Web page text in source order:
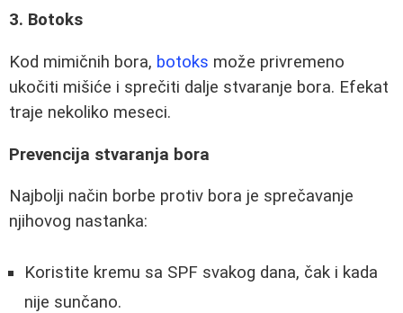
3. Botoks
Kod mimičnih bora, botoks može privremeno
ukočiti mišiće i sprečiti dalje stvaranje bora. Efekat
traje nekoliko meseci.
Prevencija stvaranja bora
Najbolji način borbe protiv bora je sprečavanje
njihovog nastanka:
Koristite kremu sa SPF svakog dana, čak i kada
nije sunčano.